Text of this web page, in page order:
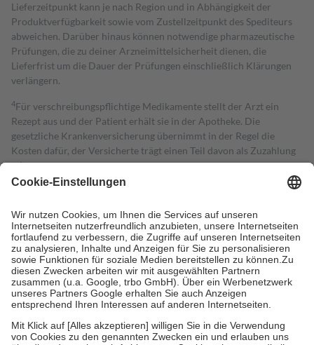
Lieferzeitpunkt kann je nach Region und in Abhängigkeit der
Produktverfügbarkeit sowie vom Zustellzeitpunkt des Spediteurs
abweichen. Darüber hinaus können notwendige pharmazeutische
Prüfungen, die zu deiner Arzneimittelsicherheit dienen, die
Lieferfrist um die Dauer der Prüfungen einschließlich Klärungen
verlängern.
4Für verschreibungspflichtige Medikamente stellt der Arzt ein
Rezept aus und der Patient erhält sie in der Apotheke. Die
gesetzliche Krankenversicherung übernimmt in der Regel die
Kosten dafür, der Versicherte trägt einen Teil davon als Zuzahlung
mit.
Grundsätzlich leisten Mitglieder Zuzahlungen in Höhe von zehn
höchstens zehn Euro.
Es sind jedoch nie mehr als die tatsächlichen
Kosten der Leistung zu entrichten.
Diese Regeln gelten grundsätzlich auch für Online-Apotheken.
Bei Heilmitteln und häuslicher Krankenpflege beträgt die
Zuzahlung zehn Prozent der Kosten sowie zehn Euro je
Verordnung.
Um das Engagement der Versicherten für ihre eigene Gesundheit zu
stärken und die besondere Stellung der Familie zu unterstützen,
fallenkeine Zuzahlungenan bei:
• Kindern und Jugendlichen bis zum vollendeten 18. Lebensjahr